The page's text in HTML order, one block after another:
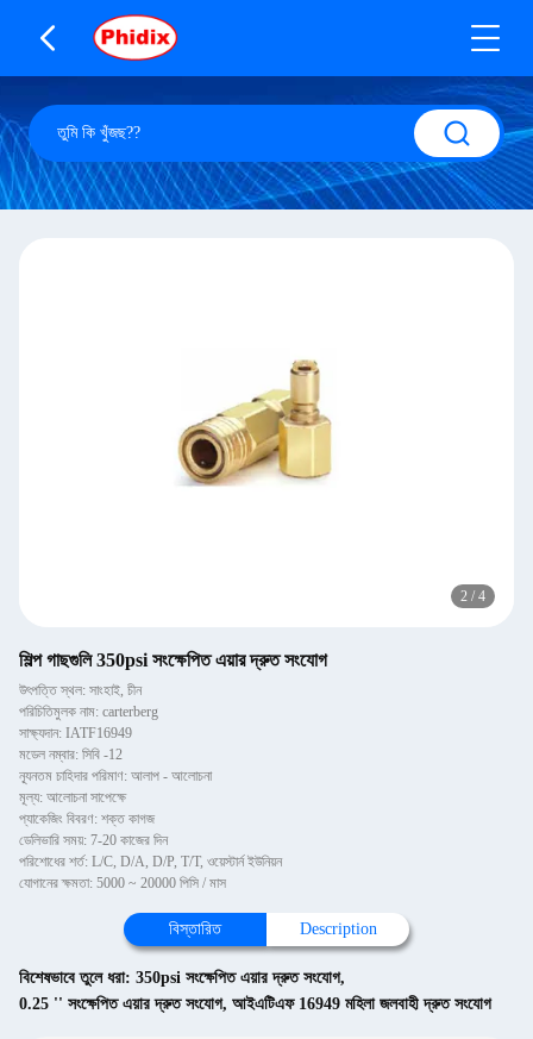
2 / 4
শিল্প গাছগুলি 350psi সংক্ষেপিত এয়ার দ্রুত সংযোগ
উৎপত্তি স্থল: সাংহাই, চীন
পরিচিতিমুলক নাম: carterberg
সাক্ষ্যদান: IATF16949
মডেল নম্বার: সিবি -12
ন্যূনতম চাহিদার পরিমাণ: আলাপ - আলোচনা
মূল্য: আলোচনা সাপেক্ষে
প্যাকেজিং বিবরণ: শক্ত কাগজ
ডেলিভারি সময়: 7-20 কাজের দিন
পরিশোধের শর্ত: L/C, D/A, D/P, T/T, ওয়েস্টার্ন ইউনিয়ন
যোগানের ক্ষমতা: 5000 ~ 20000 পিসি / মাস
বিস্তারিত Description
বিশেষভাবে তুলে ধরা: 350psi সংক্ষেপিত এয়ার দ্রুত সংযোগ,
0.25 '' সংক্ষেপিত এয়ার দ্রুত সংযোগ, আইএটিএফ 16949 মহিলা জলবাহী দ্রুত সংযোগ